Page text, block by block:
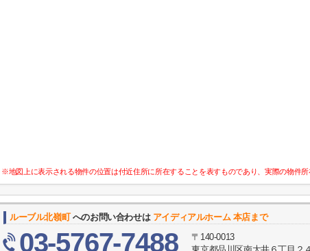
※地図上に表示される物件の位置は付近住所に所在することを表すものであり、実際の物件所
ルーブル北嶺町へのお問い合わせは アイディアルホーム 本店まで
03-5767-7488
〒140-0013